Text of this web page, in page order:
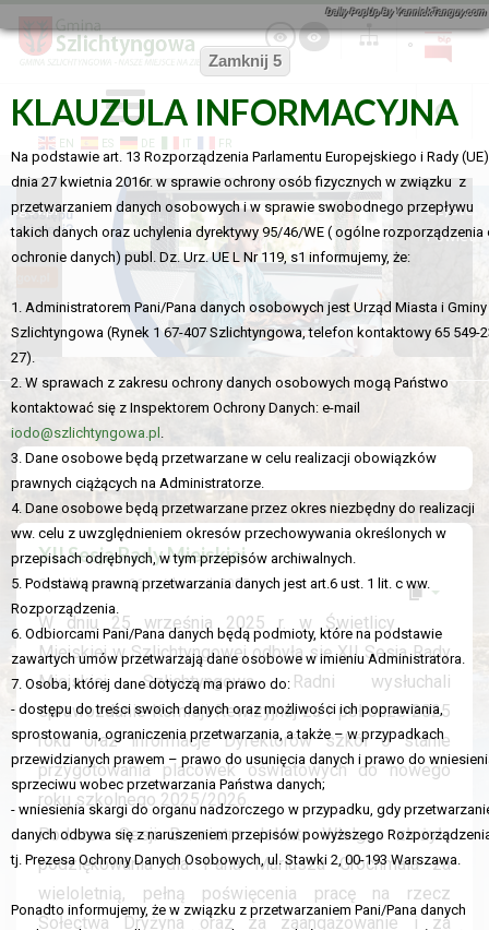
Daily PopUp By YannickTanguy.com
KLAUZULA INFORMACYJNA
Na podstawie art. 13 Rozporządzenia Parlamentu Europejskiego i Rady
dnia 27 kwietnia 2016r. w sprawie ochrony osób fizycznych w związku z
przetwarzaniem danych osobowych i w sprawie swobodnego przepływu
takich danych oraz uchylenia dyrektywy 95/46/WE ( ogólne rozporządzenia
ochronie danych) publ. Dz. Urz. UE L Nr 119, s1 informujemy, że:
1. Administratorem Pani/Pana danych osobowych jest Urząd Miasta i Gminy
Szlichtyngowa (Rynek 1 67-407 Szlichtyngowa, telefon kontaktowy 65 549-
27).
2. W sprawach z zakresu ochrony danych osobowych mogą Państwo
kontaktować się z Inspektorem Ochrony Danych: e-mail
iodo@szlichtyngowa.pl .
3. Dane osobowe będą przetwarzane w celu realizacji obowiązków
prawnych ciążących na Administratorze.
4. Dane osobowe będą przetwarzane przez okres niezbędny do realizacji
ww. celu z uwzględnieniem okresów przechowywania określonych w
przepisach odrębnych, w tym przepisów archiwalnych.
5. Podstawą prawną przetwarzania danych jest art.6 ust. 1 lit. c ww.
Rozporządzenia.
6. Odbiorcami Pani/Pana danych będą podmioty, które na podstawie
zawartych umów przetwarzają dane osobowe w imieniu Administratora.
7. Osoba, której dane dotyczą ma prawo do:
- dostępu do treści swoich danych oraz możliwości ich poprawiania,
sprostowania, ograniczenia przetwarzania, a także – w przypadkach
przewidzianych prawem – prawo do usunięcia danych i prawo do
sprzeciwu wobec przetwarzania Państwa danych;
- wniesienia skargi do organu nadzorczego w przypadku, gdy
danych odbywa się z naruszeniem przepisów powyższego
tj. Prezesa Ochrony Danych Osobowych, ul. Stawki 2, 00-193 Warszawa.
Ponadto informujemy, że w związku z przetwarzaniem Pani/Pana danych
EN ES DE IT FR
Czyste
Powietrze
XII Sesja Rady Miejskiej
Opublikowano: 06 październik 2025
W dniu 25 września 2025 r. w Świetlicy
Miejskiej w Szlichtyngowej odbyła się XII Sesja Rady
Miejskiej Szlichtyngowa. Radni wysłuchali
sprawozdanie Komisji Rewizyjnej za I półrocze 2025
roku oraz informacje Dyrektorów szkół o stanie
przygotowania placówek oświatowych do nowego
roku szkolnego 2025/2026.
Podczas Sesji Burmistrz Jolanta Wielgus złożyła
podziękowania dla Pana Mariusza Grochmala za
wieloletnią, pełną poświęcenia pracę na rzecz
Sołectwa Dryżyna oraz za zaangażowanie i za